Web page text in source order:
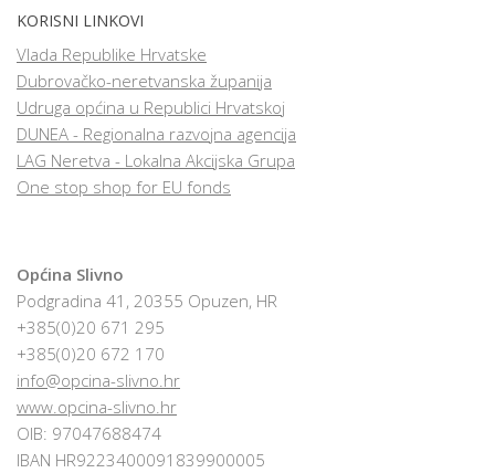
KORISNI LINKOVI
Vlada Republike Hrvatske
Dubrovačko-neretvanska županija
Udruga općina u Republici Hrvatskoj
DUNEA - Regionalna razvojna agencija
LAG Neretva - Lokalna Akcijska Grupa
One stop shop for EU fonds
Općina Slivno
Podgradina 41, 20355 Opuzen, HR
+385(0)20 671 295
+385(0)20 672 170
info@opcina-slivno.hr
www.opcina-slivno.hr
OIB: 97047688474
IBAN HR9223400091839900005